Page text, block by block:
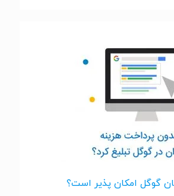
گوگل امکان پذیر است؟